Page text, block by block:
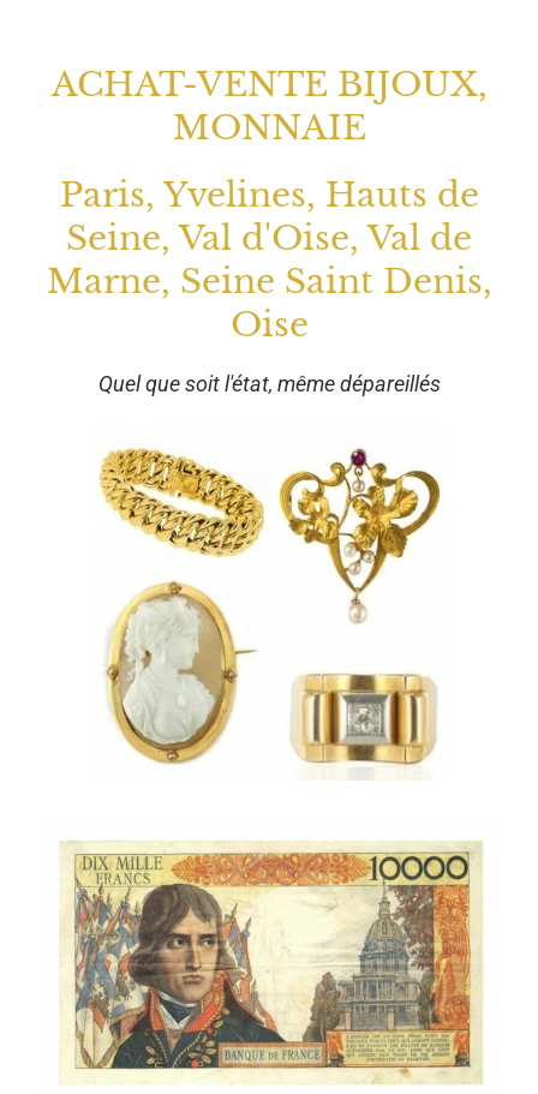
ACHAT-VENTE BIJOUX,
MONNAIE
Paris, Yvelines, Hauts de
Seine, Val d'Oise, Val de
Marne, Seine Saint Denis,
Oise
Quel que soit l'état, même dépareillés